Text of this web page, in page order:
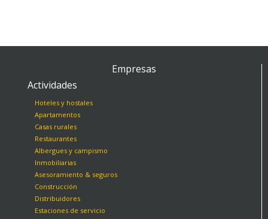
Empresas
Actividades
Hoteles y hostales
Apartamentos
Casas rurales
Restaurantes
Albergues y campismo
Inmobiliarias
Asesoramiento & seguros
Construcción
Distribuidores
Estaciones de servicio